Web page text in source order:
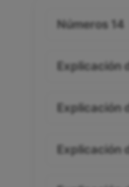
Números 14
Explicación
Explicación
Explicación